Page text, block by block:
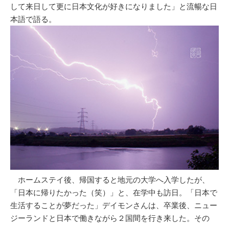
して来日して更に日本文化が好きになりました」と流暢な日
本語で語る。
ホームステイ後、帰国すると地元の大学へ入学したが、
「日本に帰りたかった（笑）」と、在学中も訪日。「日本で
生活することが夢だった」デイモンさんは、卒業後、ニュー
ジーランドと日本で働きながら２国間を行き来した。その